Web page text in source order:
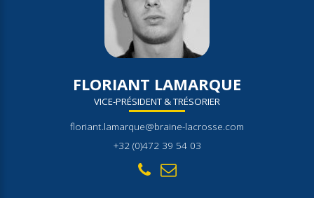
FLORIANT LAMARQUE
VICE-PRÉSIDENT & TRÉSORIER
floriant.lamarque@braine-lacrosse.com
+32 (0)472 39 54 03